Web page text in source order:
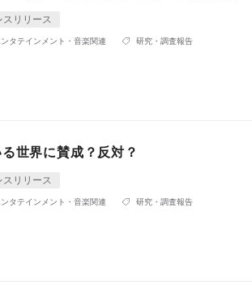
スリリース
ンタテインメント・音楽関連 研究・調査報告
世界に賛成？反対？
スリリース
ンタテインメント・音楽関連 研究・調査報告